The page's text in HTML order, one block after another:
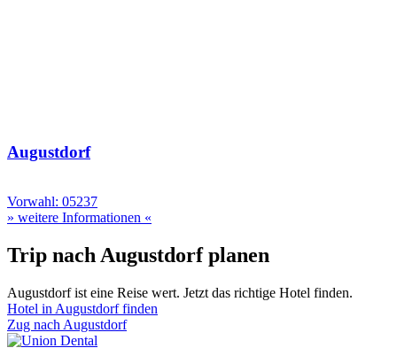
Augustdorf
Vorwahl: 05237
» weitere Informationen «
Trip nach Augustdorf planen
Augustdorf ist eine Reise wert. Jetzt das richtige Hotel finden.
Hotel in Augustdorf finden
Zug nach Augustdorf